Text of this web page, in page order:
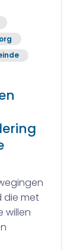
die met
willen